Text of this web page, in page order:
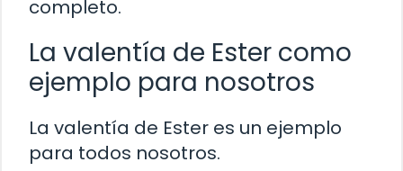
completo.
La valentía de Ester como
ejemplo para nosotros
La valentía de Ester es un ejemplo
para todos nosotros.